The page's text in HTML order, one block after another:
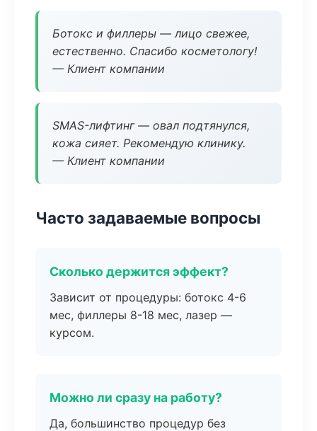
Ботокс и филлеры — лицо свежее,
естественно. Спасибо косметологу!
— Клиент компании
SMAS-лифтинг — овал подтянулся,
кожа сияет. Рекомендую клинику.
— Клиент компании
Часто задаваемые вопросы
Сколько держится эффект?
Зависит от процедуры: ботокс 4-6
мес, филлеры 8-18 мес, лазер —
курсом.
Можно ли сразу на работу?
Да, большинство процедур без